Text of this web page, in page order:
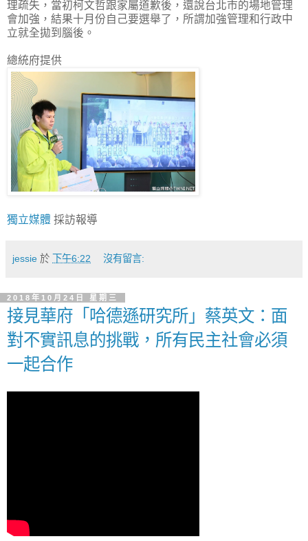
理疏失，當初柯文哲跟家屬道歉後，還說台北市的場地管理
會加強，結果十月份自己要選舉了，所謂加強管理和行政中
立就全拋到腦後。
總統府提供
獨立媒體 採訪報導
jessie 於 下午6:22 沒有留言:
2018年10月24日 星期三
接見華府「哈德遜研究所」蔡英文：面
對不實訊息的挑戰，所有民主社會必須
一起合作